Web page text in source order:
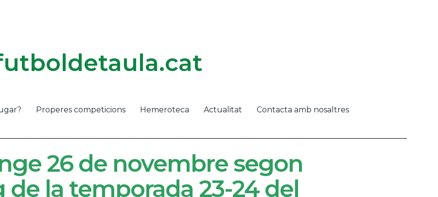
Properes competicions Hemeroteca Actualitat Contacta amb nosaltres
26 de novembre segon
de la temporada 23-24 del